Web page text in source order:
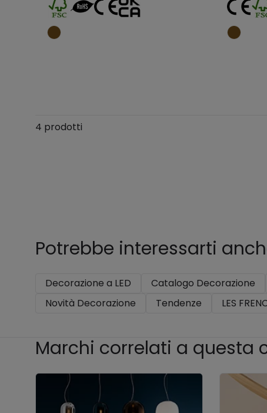
4 prodotti
Potrebbe interessarti
Decorazione a LED Catalogo Decorazione
Novità Decorazione
Tendenze LES
Marchi correlati a questa